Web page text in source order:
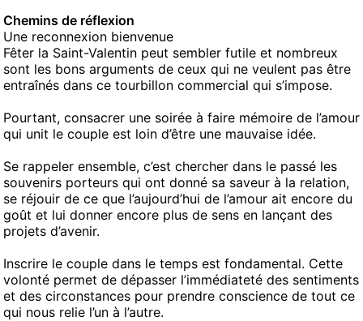
Chemins de réflexion
Une reconnexion bienvenue
Fêter la Saint-Valentin peut sembler futile et nombreux
sont les bons arguments de ceux qui ne veulent pas être
entraînés dans ce tourbillon commercial qui s’impose.
Pourtant, consacrer une soirée à faire mémoire de l’amour
qui unit le couple est loin d’être une mauvaise idée.
Se rappeler ensemble, c’est chercher dans le passé les
souvenirs porteurs qui ont donné sa saveur à la relation,
se réjouir de ce que l’aujourd’hui de l’amour ait encore du
goût et lui donner encore plus de sens en lançant des
projets d’avenir.
Inscrire le couple dans le temps est fondamental. Cette
volonté permet de dépasser l’immédiateté des sentiments
et des circonstances pour prendre conscience de tout ce
qui nous relie l’un à l’autre.